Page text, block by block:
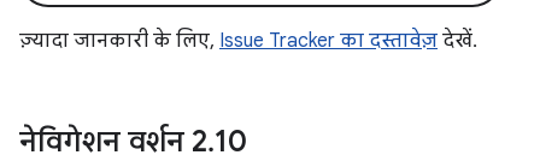
ज़्यादा जानकारी के लिए, Issue Tracker का दस्तावेज़ देखें.
नेविगेशन वर्शन 2.10